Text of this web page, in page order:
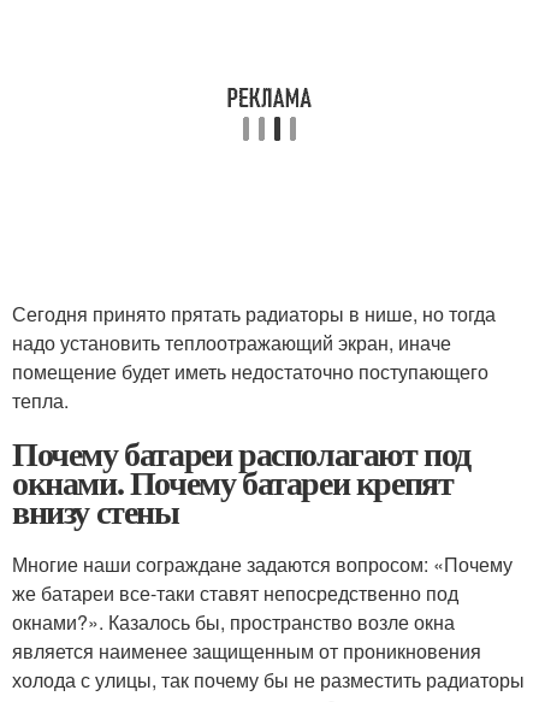
Сегодня принято прятать радиаторы в нише, но тогда
надо установить теплоотражающий экран, иначе
помещение будет иметь недостаточно поступающего
тепла.
Почему батареи располагают под
окнами. Почему батареи крепят
внизу стены
Многие наши сограждане задаются вопросом: «Почему
же батареи все-таки ставят непосредственно под
окнами?». Казалось бы, пространство возле окна
является наименее защищенным от проникновения
холода с улицы, так почему бы не разместить радиаторы